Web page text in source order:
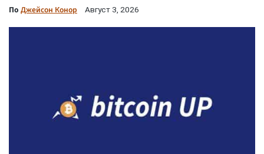
По Джейсон Конор Август 3, 2026